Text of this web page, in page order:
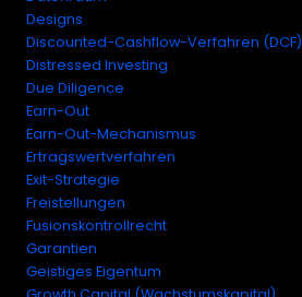
Designs
Discounted-Cashflow-Verfahren (DCF)
Distressed Investing
Due Diligence
Earn-Out
Earn-Out-Mechanismus
Ertragswertverfahren
Exit-Strategie
Freistellungen
Fusionskontrollrecht
Garantien
Geistiges Eigentum